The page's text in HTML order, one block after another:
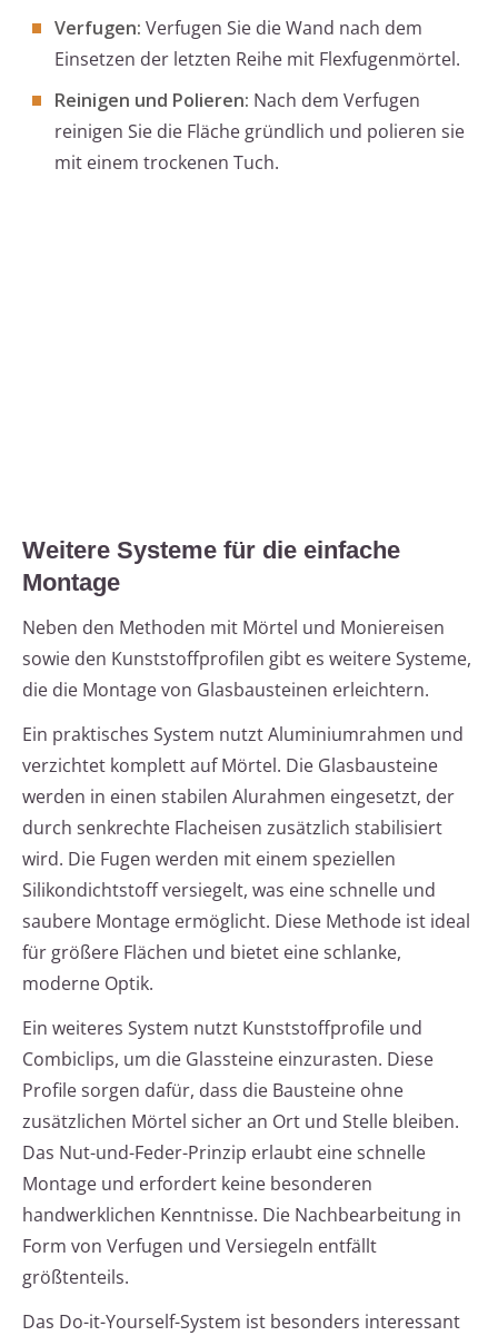
Verfugen: Verfugen Sie die Wand nach dem
Einsetzen der letzten Reihe mit Flexfugenmörtel.
Reinigen und Polieren: Nach dem Verfugen
reinigen Sie die Fläche gründlich und polieren sie
mit einem trockenen Tuch.
Weitere Systeme für die einfache
Montage
Neben den Methoden mit Mörtel und Moniereisen
sowie den Kunststoffprofilen gibt es weitere Systeme,
die die Montage von Glasbausteinen erleichtern.
Ein praktisches System nutzt Aluminiumrahmen und
verzichtet komplett auf Mörtel. Die Glasbausteine
werden in einen stabilen Alurahmen eingesetzt, der
durch senkrechte Flacheisen zusätzlich stabilisiert
wird. Die Fugen werden mit einem speziellen
Silikondichtstoff versiegelt, was eine schnelle und
saubere Montage ermöglicht. Diese Methode ist ideal
für größere Flächen und bietet eine schlanke,
moderne Optik.
Ein weiteres System nutzt Kunststoffprofile und
Combiclips, um die Glassteine einzurasten. Diese
Profile sorgen dafür, dass die Bausteine ohne
zusätzlichen Mörtel sicher an Ort und Stelle bleiben.
Das Nut-und-Feder-Prinzip erlaubt eine schnelle
Montage und erfordert keine besonderen
handwerklichen Kenntnisse. Die Nachbearbeitung in
Form von Verfugen und Versiegeln entfällt
größtenteils.
Das Do-it-Yourself-System ist besonders interessant